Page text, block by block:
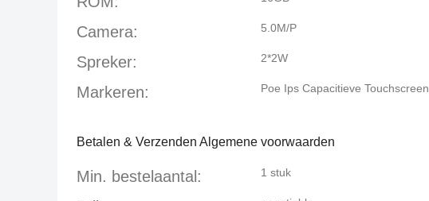
Camera: 5.0M/P
Spreker: 2*2W
Markeren: Poe Ips Capacitieve Touchscreen
Betalen & Verzenden Algemene voorwaarden
Min. bestelaantal: 1 stuk